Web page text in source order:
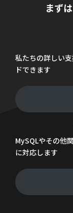
まず
私たちの詳しい
ドできます
MySQLやその他
に対応します